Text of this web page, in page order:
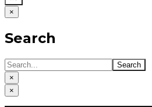
×
Search
×
×